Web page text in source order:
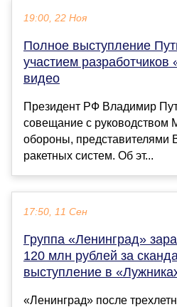
19:00, 22 Ноя
Полное выступление
участием
видео
Президент РФ Владимир
совещание с руководством
обороны, представителями
ракетных систем. Об эт...
17:50, 11 Сен
Группа «Ленинград»
120 млн рублей за
выступление в
«Ленинград» после